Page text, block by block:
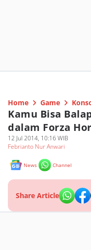
Home Game
Kamu Bisa
dalam Forza
12 Jul 2014, 10:16 WIB
Febrianto Nur Anwari
News Channel
Share Article